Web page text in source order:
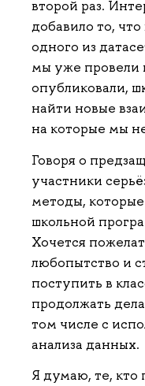
второй раз.
добавило то, что
одного из
мы уже провели
опубликовали,
найти новые
на которые мы
Говоря о
участники
методы,
школьной
Хочется
любопытство и
поступить в
продолжать
том числе с
анализа данных.
Я думаю, те,